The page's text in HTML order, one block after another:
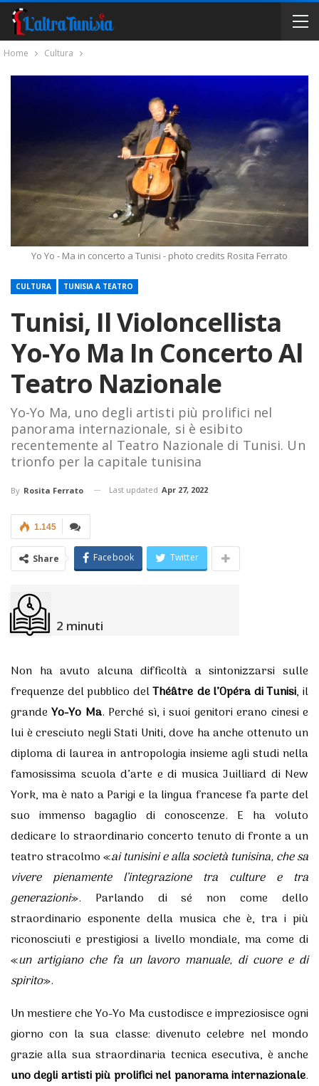
Home Cultura
Yo Yo - Ma in concerto a Tunisi - photo credits Rosita Ferrato
CULTURA TUNISIA A TEATRO
Tunisi, Il Violoncellista
Yo-Yo Ma In Concerto Al
Teatro Nazionale
Yo-Yo Ma, uno degli artisti più prolifici nel
panorama internazionale, si è esibito
recentemente al Teatro Nazionale di Tunisi. Un
trionfo per la capitale tunisina
By Rosita Ferrato Last updated Apr 27, 2022
1.145
Share Facebook Twitter
2 minuti
Non ha avuto alcuna difficoltà a sintonizzarsi sulle
frequenze del pubblico delThéâtre de l’Opéra di Tunisi, il
grandeYo-Yo Ma. Perché sì, i suoi genitori erano cinesi e
lui è cresciuto negli Stati Uniti, dove ha anche ottenuto un
diploma di laurea in antropologia insieme agli studi nella
famosissima scuola d’arte e di musica Juilliard di New
York, ma è nato a Parigi e la lingua francese fa parte del
suo immenso bagaglio di conoscenze. E ha voluto
dedicare lo straordinario concerto tenuto di fronte a un
teatro stracolmo «ai tunisini e alla società tunisina, che sa
vivere pienamente l’integrazione tra culture e tra
generazioni». Parlando di sé non come dello
straordinario esponente della musica che è, tra i più
riconosciuti e prestigiosi a livello mondiale, ma come di
«un artigiano che fa un lavoro manuale, di cuore e di
spirito».
Un mestiere che Yo-Yo Ma custodisce e impreziosisce ogni
giorno con la sua classe: divenuto celebre nel mondo
grazie alla sua straordinaria tecnica esecutiva, è anche
uno degli artisti più prolifici nel panorama internazionale.